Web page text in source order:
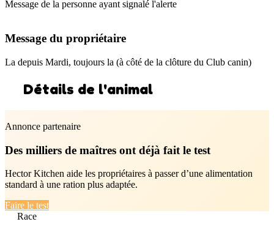
Message de la personne ayant signalé l'alerte
Message du propriétaire
La depuis Mardi, toujours la (à côté de la clôture du Club canin)
Détails de l'animal
Annonce partenaire
Des milliers de maîtres ont déjà fait le test
Hector Kitchen aide les propriétaires à passer d’une alimentation
standard à une ration plus adaptée.
Faire le test
Race